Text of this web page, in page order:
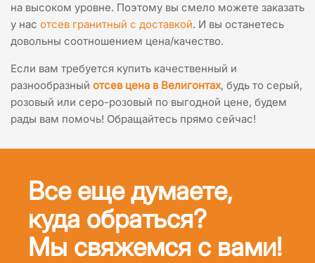
на высоком уровне. Поэтому вы смело можете заказать
у нас отсев гранитный с доставкой. И вы останетесь
довольны соотношением цена/качество.
Если вам требуется купить качественный и
разнообразный отсев цена в Велигонтах, будь то серый,
розовый или серо-розовый по выгодной цене, будем
рады вам помочь! Обращайтесь прямо сейчас!
Все еще думаете,
куда обраться?
Мы свяжемся с вами!